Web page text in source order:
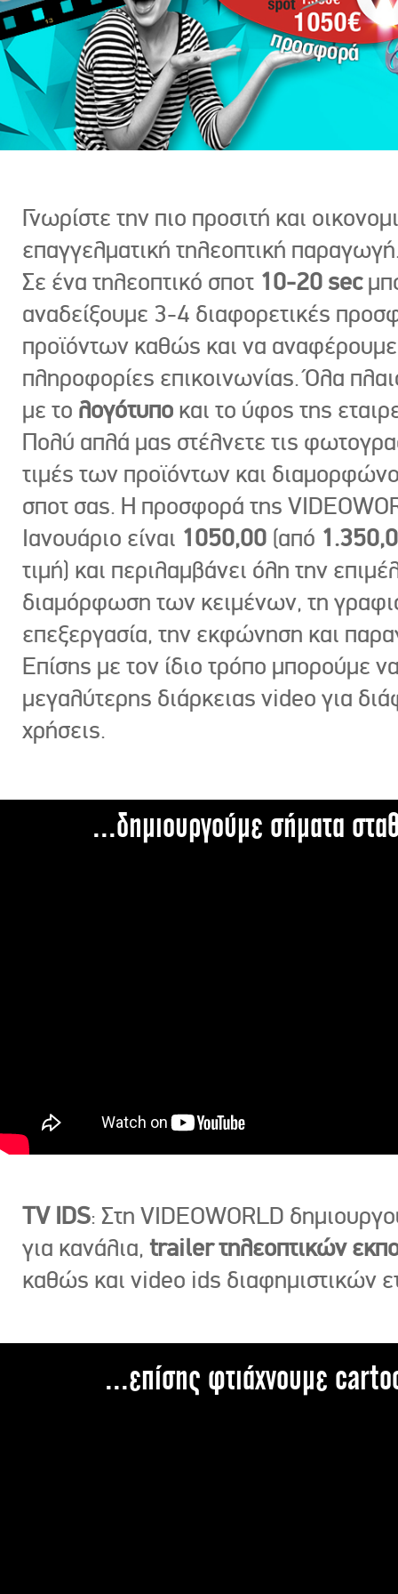
Γνωρίστε την πιο προσιτή και
επαγγελματική τηλεοπτική
Σε ένα τηλεοπτικό σποτ 10-20 sec
αναδείξουμε 3-4 διαφορετικές
προϊόντων καθώς και να
πληροφορίες επικοινωνίας. Όλα
με το λογότυπο και το ύφος της
Πολύ απλά μας στέλνετε τις
τιμές των προϊόντων και
σποτ σας. Η προσφορά της
Ιανουάριο είναι 1050,00 (από
τιμή) και περιλαμβάνει όλη την
διαμόρφωση των κειμένων, τη
επεξεργασία, την εκφώνηση και
Επίσης με τον ίδιο τρόπο μπορούμε
μεγαλύτερης διάρκειας video για
χρήσεις.
...δημιουργούμε σήματα
TV IDS: Στη VIDEOWORLD
για κανάλια, trailer τηλεοπτικών
καθώς και video ids διαφημιστικών
...επίσης φτιάχνουμε